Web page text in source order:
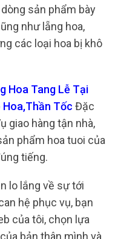
sản phẩm bày
như lẵng hoa,
các loại hoa bị khô
Hoa Tang Lễ Tại
Hoa,Thần Tốc Đặc
giao hàng tận nhà,
phẩm hoa tuoi của
tiếng.
lo lắng về sự tới
hệ phục vụ, bạn
của tôi, chọn lựa
bản thân mình và